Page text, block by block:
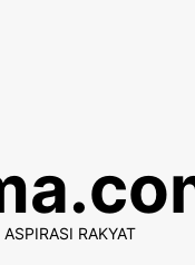
RAKYAT